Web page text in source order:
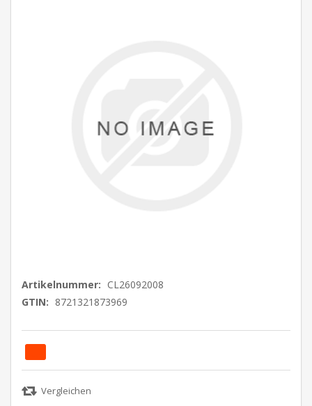
Artikelnummer: CL26092008
GTIN: 8721321873969